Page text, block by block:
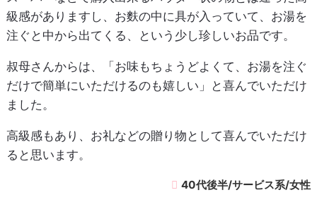
級感がありますし、お麩の中に具が入っていて、お湯を
注ぐと中から出てくる、という少し珍しいお品です。
叔母さんからは、「お味もちょうどよくて、お湯を注ぐ
だけで簡単にいただけるのも嬉しい」と喜んでいただけ
ました。
高級感もあり、お礼などの贈り物として喜んでいただけ
ると思います。
40代後半/サービス系/女性